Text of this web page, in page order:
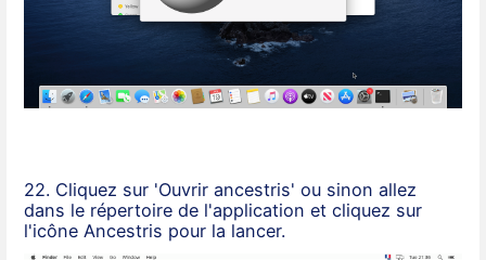
22. Cliquez sur 'Ouvrir ancestris' ou sinon allez
dans le répertoire de l'application et cliquez sur
l'icône Ancestris pour la lancer.